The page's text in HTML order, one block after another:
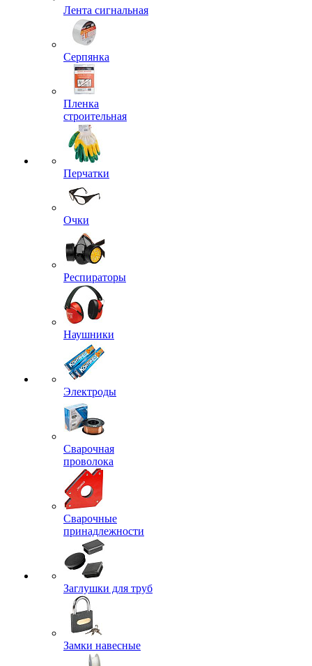
Лента сигнальная
Серпянка
Пленка
строительная
Перчатки
Очки
Респираторы
Наушники
Электроды
Сварочная
проволока
Сварочные
принадлежности
Заглушки для труб
Замки навесные